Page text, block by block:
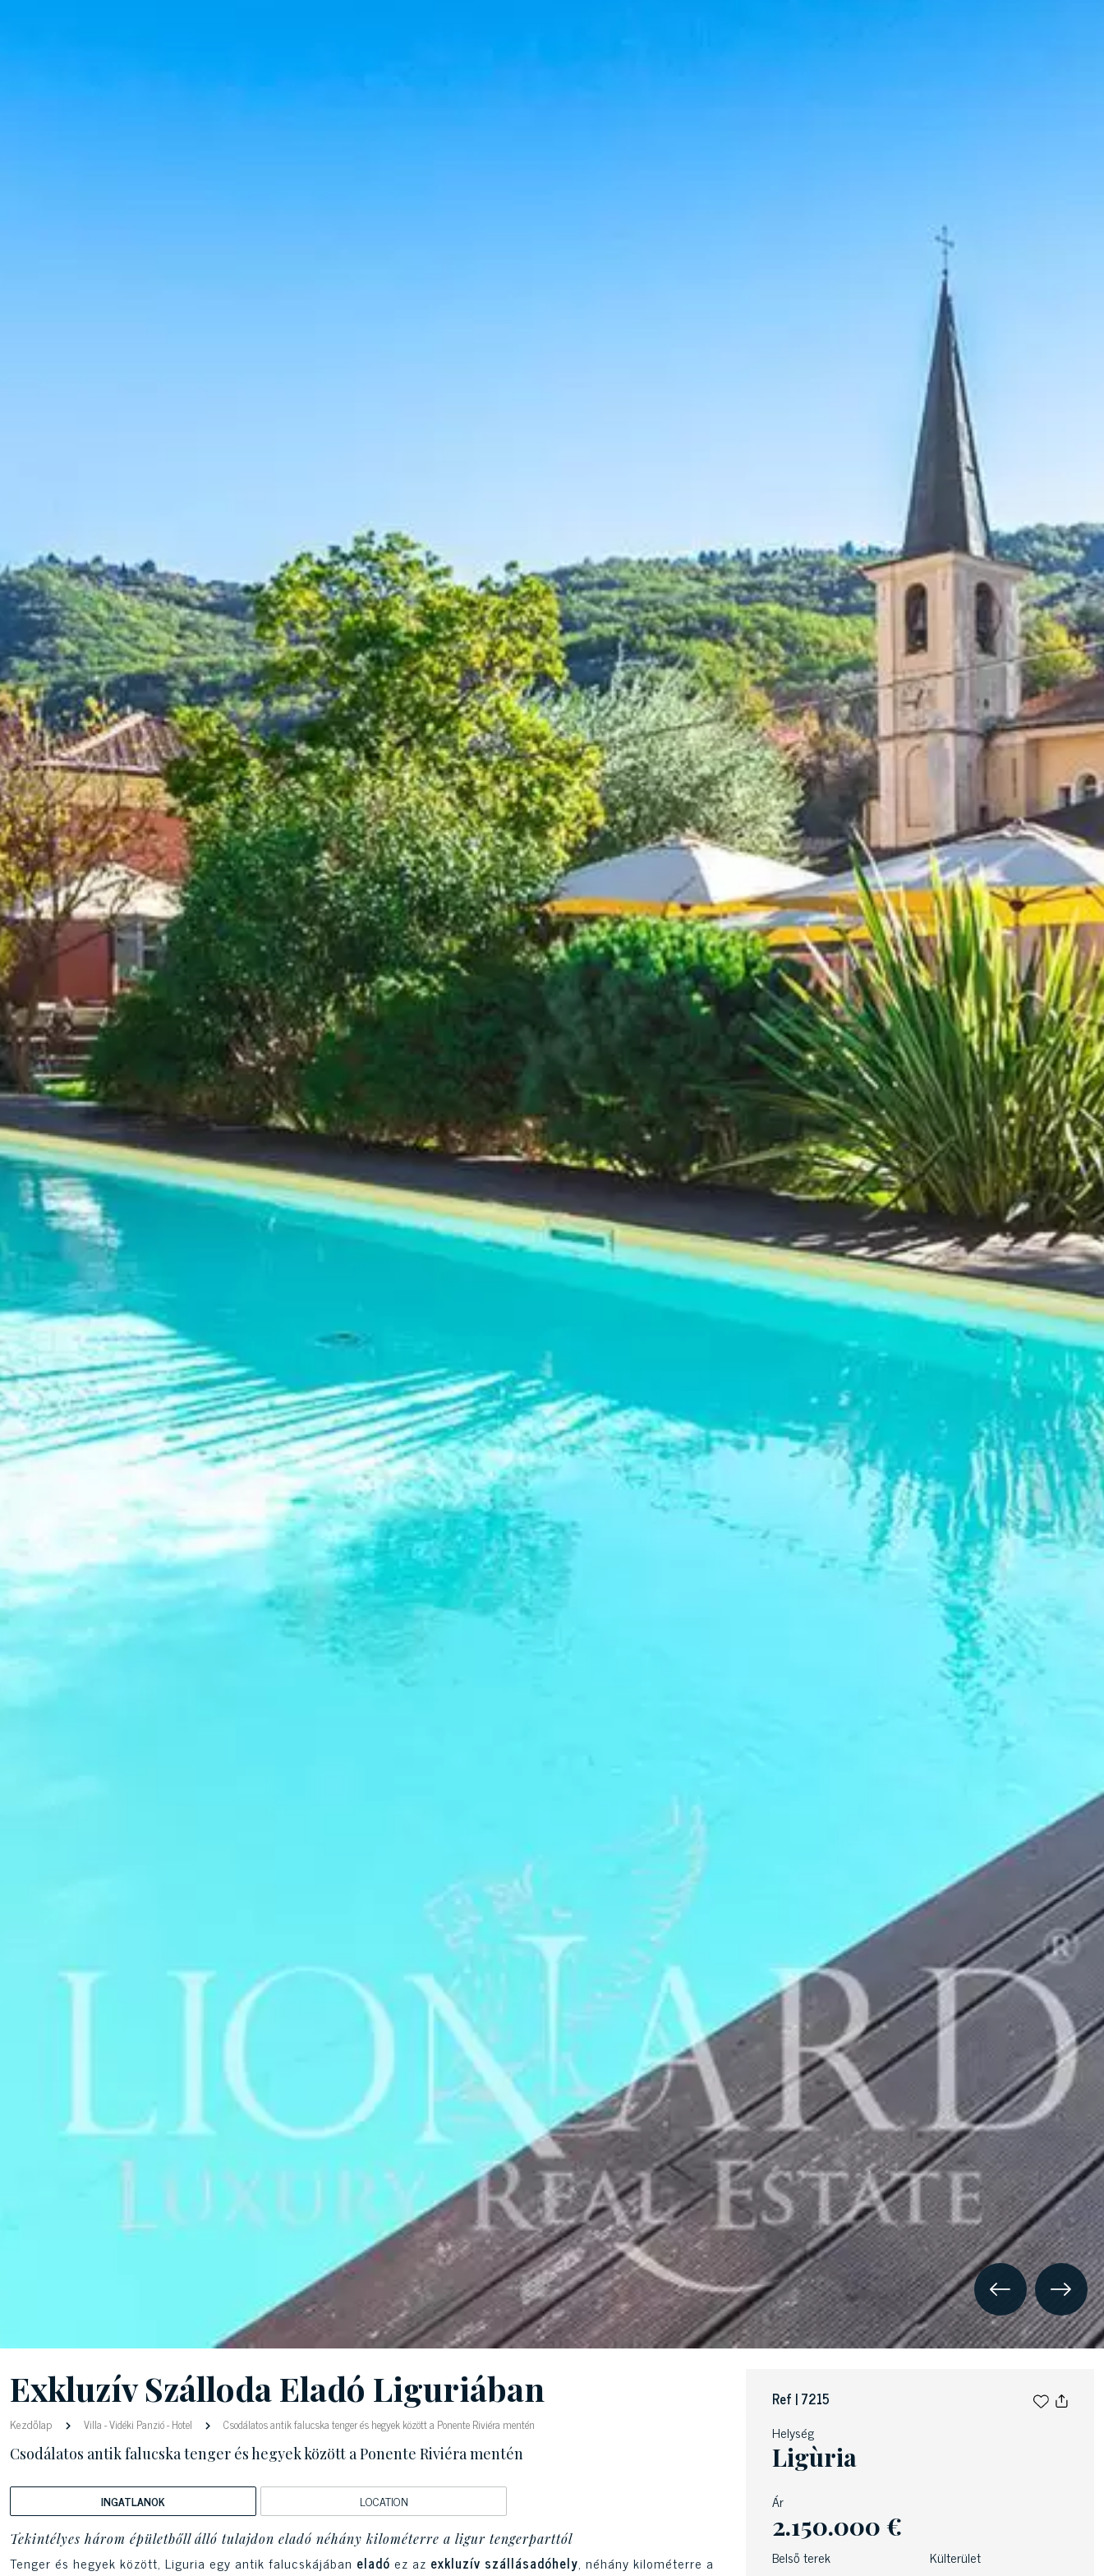
Exkluzív Szálloda Eladó Liguriában
Kezdőlap Villa-Vidéki Panzió-Hotel Csodálatos antik falucska tenger és hegyek között a Ponente Riviéra mentén
Csodálatos antik falucska tenger és hegyek között a Ponente Riviéra mentén
INGATLANOK LOCATION
Tekintélyes három épületbőll álló tulajdon eladó néhány kilométerre a ligur tengerparttól
Tenger és hegyek között, Liguria egy antik falucskájában eladó ez az exkluzív szállásadóhely, néhány kilométerre a
Ref | 7215
Helység
Ligùria
Ár
2.150.000 €
Belső terek Külterület